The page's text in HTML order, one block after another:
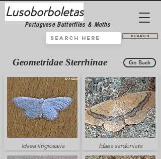
Lusoborboletas
Portuguese Butterflies & Moths
Search
Geometridae Sterrhinae Go Back
Idaea litigiosaria Idaea sardoniata